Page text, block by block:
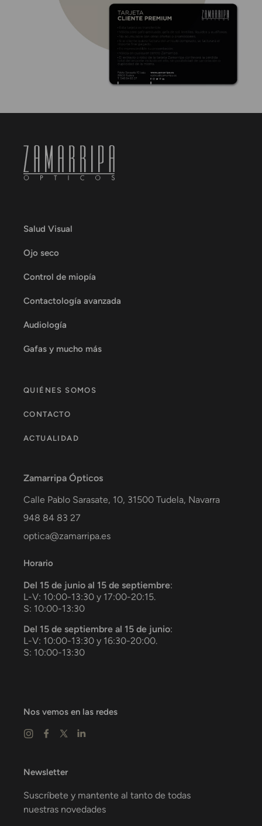
Salud Visual
Ojo seco
Control de miopía
Contactología avanzada
Audiología
Gafas y mucho más
QUIÉNES SOMOS
CONTACTO
ACTUALIDAD
Zamarripa Ópticos
Calle Pablo Sarasate, 10, 31500 Tudela, Navarra
948 84 83 27
optica@zamarripa.es
Horario
Del 15 de junio al 15 de septiembre:
L-V: 10:00-13:30 y 17:00-20:15.
S: 10:00-13:30
Del 15 de septiembre al 15 de junio:
L-V: 10:00-13:30 y 16:30-20:00.
S: 10:00-13:30
Nos vemos en las redes
Newsletter
Suscríbete y mantente al tanto de todas
nuestras novedades